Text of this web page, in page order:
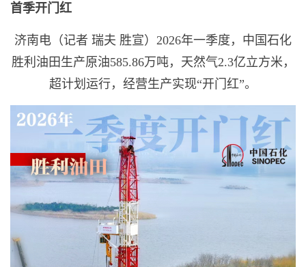
首季开门红
济南电（记者 瑞夫 胜宣）2026年一季度，中国石化
胜利油田生产原油585.86万吨，天然气2.3亿立方米，
超计划运行，经营生产实现“开门红”。